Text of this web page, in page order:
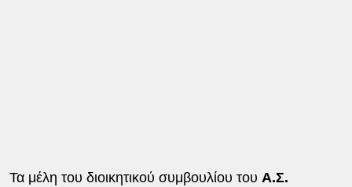
Τα μέλη του διοικητικού συμβουλίου του Α.Σ.